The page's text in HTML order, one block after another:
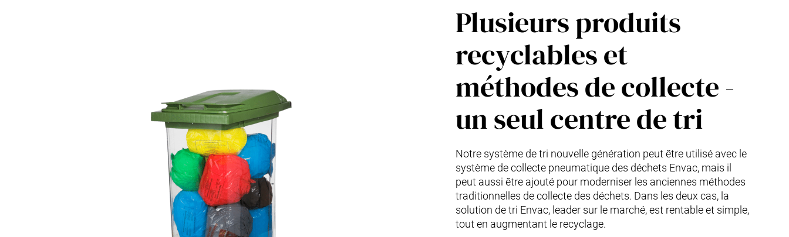
Plusieurs produits
recyclables et
méthodes de collecte -
un seul centre de tri
Notre système de tri nouvelle génération peut être utilisé avec le
système de collecte pneumatique des déchets Envac, mais il
peut aussi être ajouté pour moderniser les anciennes méthodes
traditionnelles de collecte des déchets. Dans les deux cas, la
solution de tri Envac, leader sur le marché, est rentable et simple,
tout en augmentant le recyclage.